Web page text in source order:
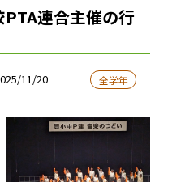
連合主催の行
11/20 全学年